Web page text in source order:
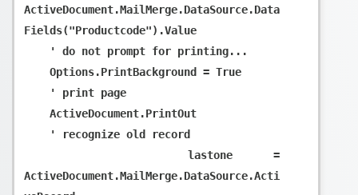
ActiveDocument.MailMerge.DataSource.Data
Fields("Productcode").Value
ActiveDocument.MailMerge.DataSource.Acti